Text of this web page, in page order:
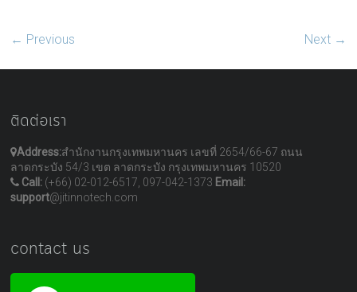
← Previous Next →
ติดต่อเรา
Address:สำนักงานกรุงเทพมหานคร เลขที่ 2654/66-67 ถนน
ลาดกระบัง 54/3 เขต ลาดกระบัง กรุงเทพมหานคร 10520
Call: (+66) 02-012-6517, 097-042-1373 Email:
support@jitinnotech.com
contact us